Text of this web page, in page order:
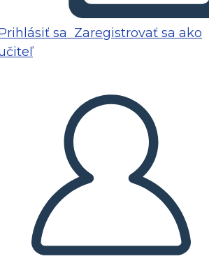
sa Zaregistrovať sa ako